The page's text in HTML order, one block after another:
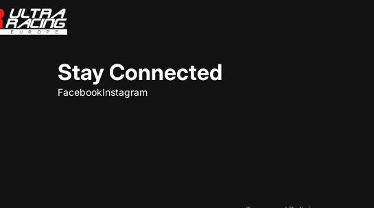
Stay Connected
FacebookInstagram